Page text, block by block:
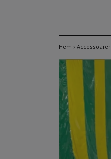
Hem › Accessoarer